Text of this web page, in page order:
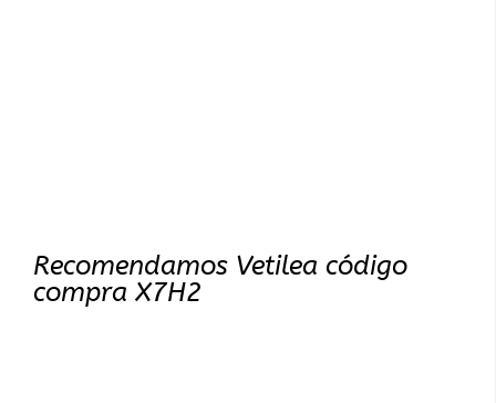
Recomendamos Vetilea código
compra X7H2